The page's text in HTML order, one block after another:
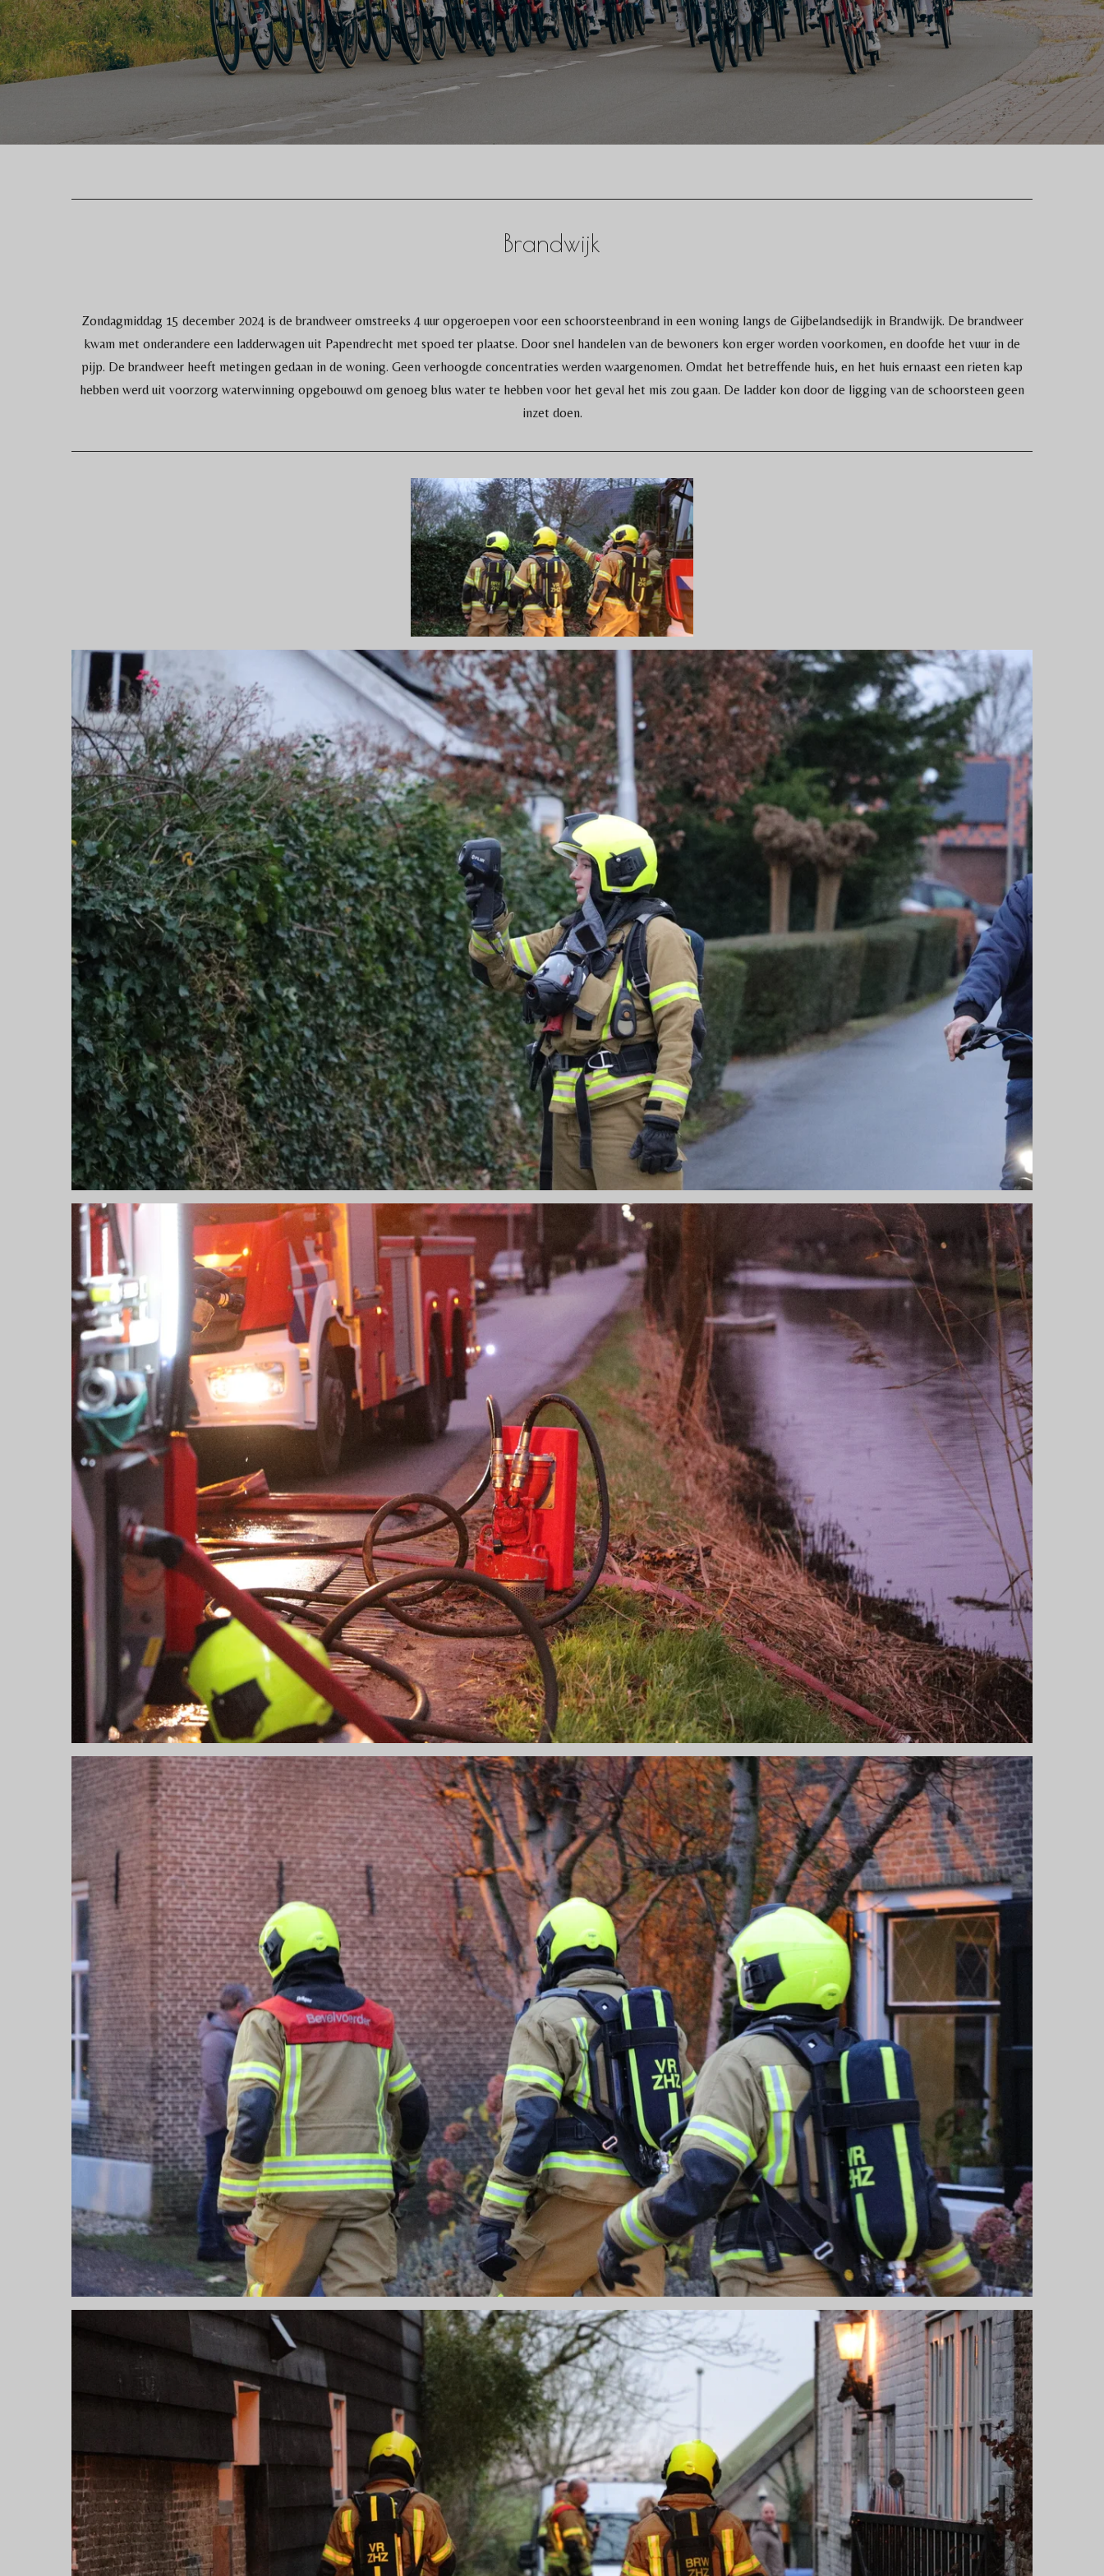
Brandwijk
Zondagmiddag 15 december 2024 is de brandweer omstreeks 4 uur opgeroepen voor een schoorsteenbrand in een woning langs de Gijbelandsedijk in Brandwijk. De brandweer
kwam met onderandere een ladderwagen uit Papendrecht met spoed ter plaatse. Door snel handelen van de bewoners kon erger worden voorkomen, en doofde het vuur in de
pijp. De brandweer heeft metingen gedaan in de woning. Geen verhoogde concentraties werden waargenomen. Omdat het betreffende huis, en het huis ernaast een rieten kap
hebben werd uit voorzorg waterwinning opgebouwd om genoeg blus water te hebben voor het geval het mis zou gaan. De ladder kon door de ligging van de schoorsteen geen
inzet doen.